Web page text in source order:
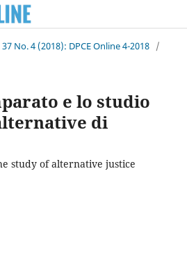
No. 4 (2018): DPCE Online 4-2018 /
e lo studio
di
study of alternative justice